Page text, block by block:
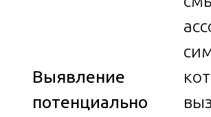
Выявление
потенциально